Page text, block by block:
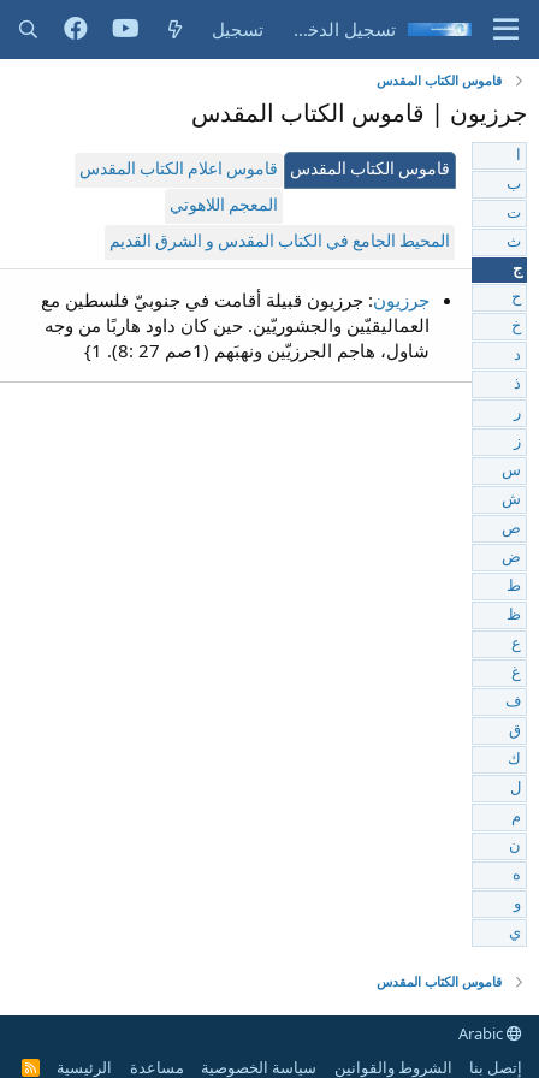
تسجيل الدخول تسجيل
قاموس الكتاب المقدس
جرزيون | قاموس الكتاب المقدس
قاموس الكتاب المقدس
قاموس اعلام الكتاب المقدس
المعجم اللاهوتي
المحيط الجامع في الكتاب المقدس و الشرق القديم
جرزيون: جرزيون قبيلة أقامت في جنوبيّ فلسطين مع
العماليقيّين والجشوريّين. حين كان داود هاربًا من وجه
شاول، هاجم الجرزيّين ونهبَهم (1صم 27 :8). 1}
ب
ت
ث
ج
ح
خ
د
ذ
ر
ز
س
ش
ص
ض
ط
ظ
ع
غ
ف
ق
ك
ل
م
ن
ه
و
ي
قاموس الكتاب المقدس
إتصل بنا
الشروط والقوانين سياسة الخصوصية مساعدة الرئيسية
R